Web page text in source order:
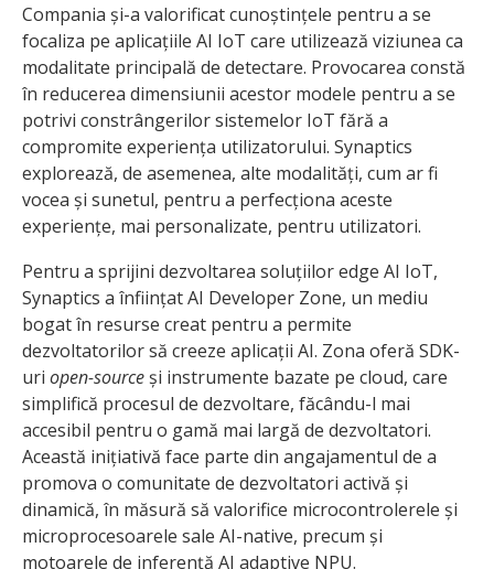
Compania și-a valorificat cunoștințele pentru a se
focaliza pe aplicațiile AI IoT care utilizează viziunea ca
modalitate principală de detectare. Provocarea constă
în reducerea dimensiunii acestor modele pentru a se
potrivi constrângerilor sistemelor IoT fără a
compromite experiența utilizatorului. Synaptics
explorează, de asemenea, alte modalități, cum ar fi
vocea și sunetul, pentru a perfecționa aceste
experiențe, mai personalizate, pentru utilizatori.
Pentru a sprijini dezvoltarea soluțiilor edge AI IoT,
Synaptics a înființat AI Developer Zone, un mediu
bogat în resurse creat pentru a permite
dezvoltatorilor să creeze aplicații AI. Zona oferă SDK-
uri open-sourceși instrumente bazate pe cloud, care
simplifică procesul de dezvoltare, făcându-l mai
accesibil pentru o gamă mai largă de dezvoltatori.
Această inițiativă face parte din angajamentul de a
promova o comunitate de dezvoltatori activă și
dinamică, în măsură să valorifice microcontrolerele și
microprocesoarele sale AI-native, precum și
motoarele de inferență AI adaptive NPU.